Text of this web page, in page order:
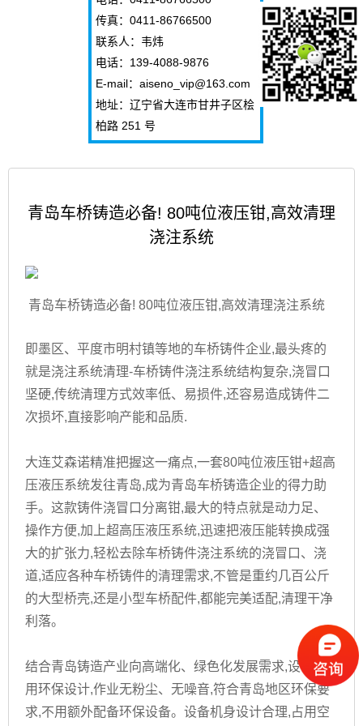
传真：0411-86766500
联系人：韦炜
电话：139-4088-9876
E-mail：aiseno_vip@163.com
地址：辽宁省大连市甘井子区桧
柏路 251 号
青岛车桥铸造必备! 80吨位液压钳,高效清理
浇注系统
青岛车桥铸造必备! 80吨位液压钳,高效清理浇注系统
即墨区、平度市明村镇等地的车桥铸件企业,最头疼的
就是浇注系统清理-车桥铸件浇注系统结构复杂,浇冒口
坚硬,传统清理方式效率低、易损件,还容易造成铸件二
次损坏,直接影响产能和品质.
大连艾森诺精准把握这一痛点,一套80吨位液压钳+超高
压液压系统发往青岛,成为青岛车桥铸造企业的得力助
手。这款铸件浇冒口分离钳,最大的特点就是动力足、
操作方便,加上超高压液压系统,迅速把液压能转换成强
大的扩张力,轻松去除车桥铸件浇注系统的浇冒口、浇
道,适应各种车桥铸件的清理需求,不管是重约几百公斤
的大型桥壳,还是小型车桥配件,都能完美适配,清理干净
利落。
结合青岛铸造产业向高端化、绿色化发展需求,设备采
用环保设计,作业无粉尘、无噪音,符合青岛地区环保要
求,不用额外配备环保设备。设备机身设计合理,占用空